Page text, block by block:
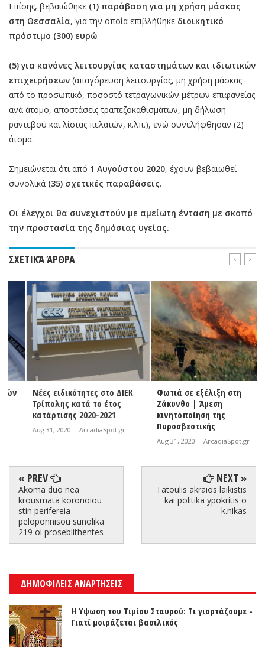
Επίσης, βεβαιώθηκε (1) παράβαση για μη χρήση μάσκας
στη Θεσσαλία, για την οποία επιβλήθηκε διοικητικό
πρόστιμο (300) ευρώ.
(5) για κανόνες λειτουργίας καταστημάτων και ιδιωτικών
επιχειρήσεων (απαγόρευση λειτουργίας, μη χρήση μάσκας
από το προσωπικό, ποσοστό τετραγωνικών μέτρων επιφανείας
ανά άτομο, αποστάσεις τραπεζοκαθισμάτων, μη δήλωση
ραντεβού και λίστας πελατών, κ.λπ.), ενώ συνελήφθησαν (2)
άτομα.
Σημειώνεται ότι από 1 Αυγούστου 2020, έχουν βεβαιωθεί
συνολικά (35) σχετικές παραβάσεις.
Οι έλεγχοι θα συνεχιστούν με αμείωτη ένταση με σκοπό
την προστασία της δημόσιας υγείας.
ΣΧΕΤΙΚΆ ΆΡΘΡΑ
Νέες ειδικότητες στο ΔΙΕΚ
Τρίπολης κατά το έτος
κατάρτισης 2020-2021
Aug 31, 2020 - ArcadiaSpot.gr
Φωτιά σε εξέλιξη στη
Ζάκυνθο | Άμεση
κινητοποίηση της
Πυροσβεστικής
Aug 31, 2020 - ArcadiaSpot.gr
« PREV
Akoma duo nea
krousmata koronoiou
stin perifereia
peloponnisou sunolika
219 oi proseblithentes
NEXT »
Tatoulis akraios laikistis
kai politika ypokritis o
k.nikas
ΔΗΜΟΦΙΛΕΙΣ ΑΝΑΡΤΗΣΕΙΣ
Η Υψωση του Τιμίου Σταυρού: Τι γιορτάζουμε -
Γιατί μοιράζεται βασιλικός